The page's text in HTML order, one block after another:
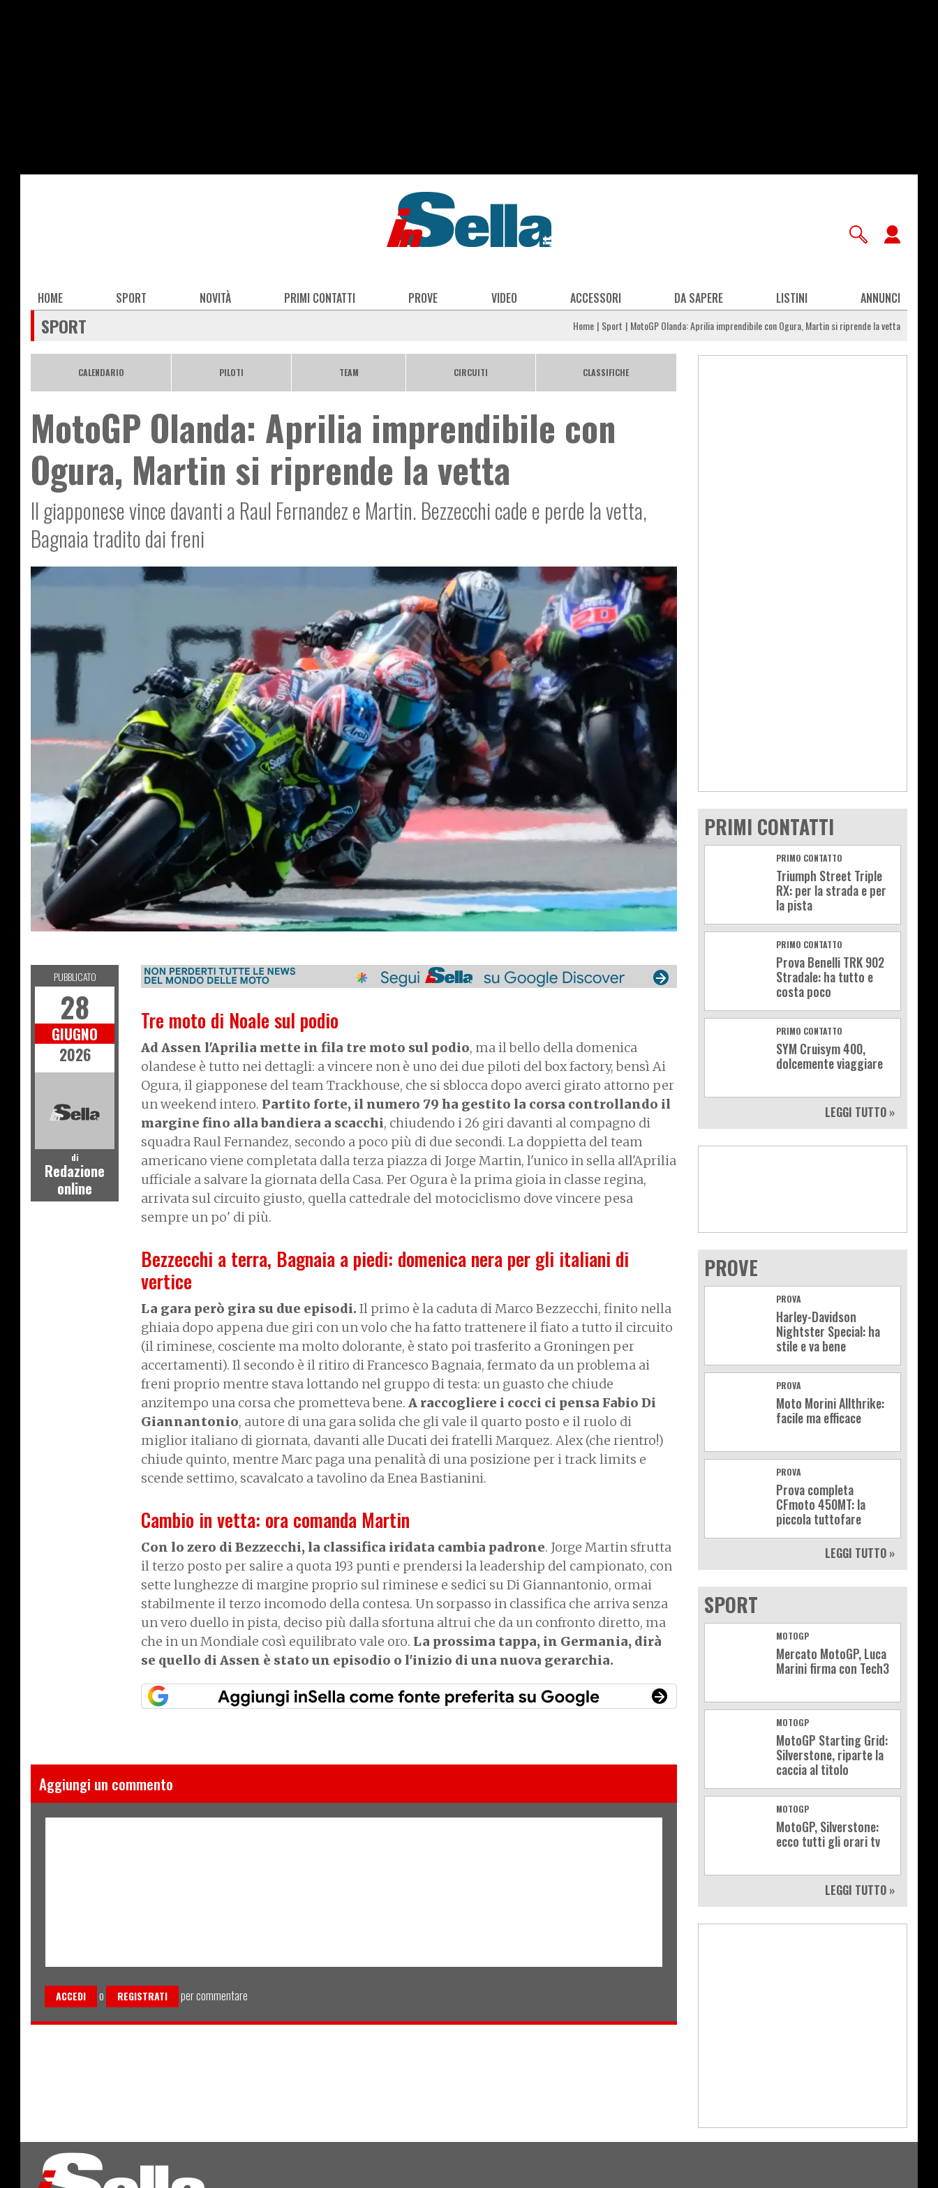
Main
navigation
HOME SPORT NOVITÀ PRIMI CONTATTI PROVE VIDEO ACCESSORI DA SAPERE LISTINI ANNUNCI
SPORT Home Sport MotoGP Olanda: Aprilia imprendibile con Ogura, Martin si riprende la vetta
CALENDARIO PILOTI TEAM CIRCUITI CLASSIFICHE
MotoGP Olanda: Aprilia imprendibile con
Ogura, Martin si riprende la vetta
Il giapponese vince davanti a Raul Fernandez e Martin. Bezzecchi cade e perde la vetta,
Bagnaia tradito dai freni
Tre moto di Noale sul podio
Ad Assen l'Aprilia mette in fila tre moto sul podio, ma il bello della domenica
olandese è tutto nei dettagli: a vincere non è uno dei due piloti del box factory, bensì Ai
Ogura, il giapponese del team Trackhouse, che si sblocca dopo averci girato attorno per
un weekend intero. Partito forte, il numero 79 ha gestito la corsa controllando il
margine fino alla bandiera a scacchi, chiudendo i 26 giri davanti al compagno di
squadra Raul Fernandez, secondo a poco più di due secondi. La doppietta del team
americano viene completata dalla terza piazza di Jorge Martin, l'unico in sella all'Aprilia
ufficiale a salvare la giornata della Casa. Per Ogura è la prima gioia in classe regina,
arrivata sul circuito giusto, quella cattedrale del motociclismo dove vincere pesa
sempre un po' di più.
Bezzecchi a terra, Bagnaia a piedi: domenica nera per gli italiani di
vertice
La gara però gira su due episodi. Il primo è la caduta di Marco Bezzecchi, finito nella
ghiaia dopo appena due giri con un volo che ha fatto trattenere il fiato a tutto il circuito
(il riminese, cosciente ma molto dolorante, è stato poi trasferito a Groningen per
accertamenti). Il secondo è il ritiro di Francesco Bagnaia, fermato da un problema ai
freni proprio mentre stava lottando nel gruppo di testa: un guasto che chiude
anzitempo una corsa che prometteva bene. A raccogliere i cocci ci pensa Fabio Di
Giannantonio, autore di una gara solida che gli vale il quarto posto e il ruolo di
miglior italiano di giornata, davanti alle Ducati dei fratelli Marquez. Alex (che rientro!)
chiude quinto, mentre Marc paga una penalità di una posizione per i track limits e
scende settimo, scavalcato a tavolino da Enea Bastianini.
Cambio in vetta: ora comanda Martin
Con lo zero di Bezzecchi, la classifica iridata cambia padrone. Jorge Martin sfrutta
il terzo posto per salire a quota 193 punti e prendersi la leadership del campionato, con
sette lunghezze di margine proprio sul riminese e sedici su Di Giannantonio, ormai
stabilmente il terzo incomodo della contesa. Un sorpasso in classifica che arriva senza
un vero duello in pista, deciso più dalla sfortuna altrui che da un confronto diretto, ma
che in un Mondiale così equilibrato vale oro. La prossima tappa, in Germania, dirà
se quello di Assen è stato un episodio o l'inizio di una nuova gerarchia.
PUBBLICATO
28
GIUGNO
2026
di
Redazione
online
Aggiungi un commento
ACCEDI o REGISTRATI per commentare
PRIMI CONTATTI
PRIMO CONTATTO
Triumph Street Triple
RX: per la strada e per
la pista
PRIMO CONTATTO
Prova Benelli TRK 902
Stradale: ha tutto e
costa poco
PRIMO CONTATTO
SYM Cruisym 400,
dolcemente viaggiare
LEGGI TUTTO »
PROVE
PROVA
Harley-Davidson
Nightster Special: ha
stile e va bene
PROVA
Moto Morini Allthrike:
facile ma efficace
PROVA
Prova completa
CFmoto 450MT: la
piccola tuttofare
LEGGI TUTTO »
SPORT
MOTOGP
Mercato MotoGP, Luca
Marini firma con Tech3
MOTOGP
MotoGP Starting Grid:
Silverstone, riparte la
caccia al titolo
MOTOGP
MotoGP, Silverstone:
ecco tutti gli orari tv
LEGGI TUTTO »